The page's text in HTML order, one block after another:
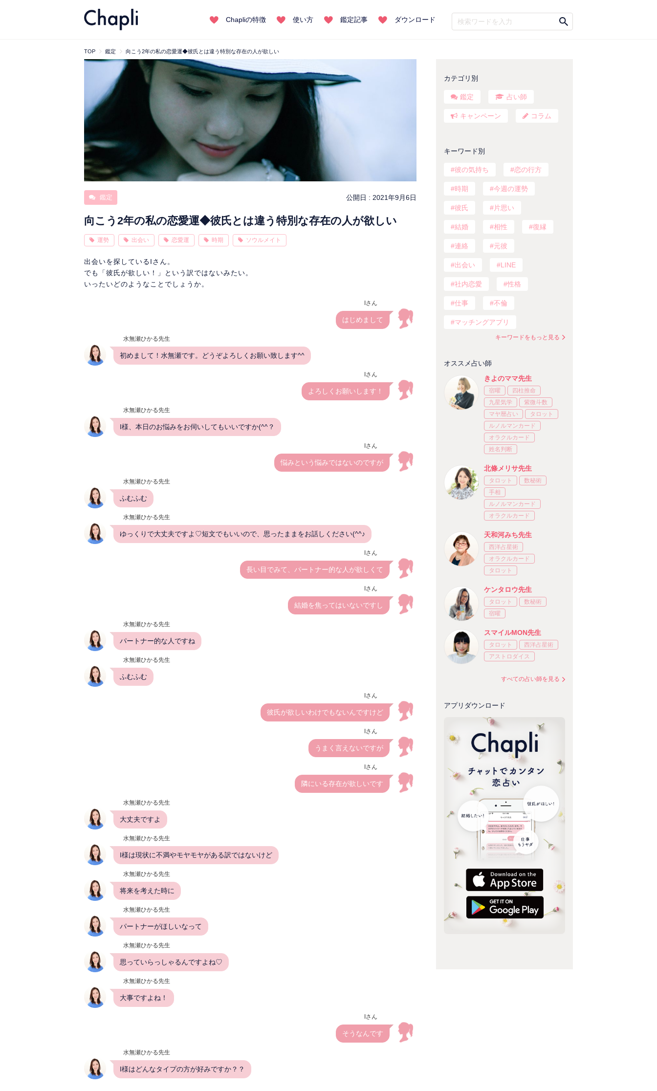
Chapliの特徴 使い方 鑑定記事 ダウンロード
TOP 鑑定 向こう2年の私の恋愛運◆彼氏とは違う特別な存在の人が欲しい
鑑定 公開日 : 2021年9月6日
向こう2年の私の恋愛運◆彼氏とは違う特別な存在の人が欲しい
運勢 出会い 恋愛運 時期 ソウルメイト
出会いを探しているIさん。
でも「彼氏が欲しい！」という訳ではないみたい。
いったいどのようなことでしょうか。
Iさん
はじめまして
水無瀬ひかる先生
初めまして！水無瀬です。どうぞよろしくお願い致します^^
Iさん
よろしくお願いします！
水無瀬ひかる先生
I様、本日のお悩みをお伺いしてもいいですか(^^？
Iさん
悩みという悩みではないのですが
水無瀬ひかる先生
ふむふむ
水無瀬ひかる先生
ゆっくりで大丈夫ですよ♡短文でもいいので、思ったままをお話しください(^^♪
Iさん
長い目でみて、パートナー的な人が欲しくて
Iさん
結婚を焦ってはいないですし
水無瀬ひかる先生
パートナー的な人ですね
水無瀬ひかる先生
ふむふむ
Iさん
彼氏が欲しいわけでもないんですけど
Iさん
うまく言えないですが
Iさん
隣にいる存在が欲しいです
水無瀬ひかる先生
大丈夫ですよ
水無瀬ひかる先生
I様は現状に不満やモヤモヤがある訳ではないけど
水無瀬ひかる先生
将来を考えた時に
水無瀬ひかる先生
パートナーがほしいなって
水無瀬ひかる先生
思っていらっしゃるんですよね♡
水無瀬ひかる先生
大事ですよね！
Iさん
そうなんです
水無瀬ひかる先生
I様はどんなタイプの方が好みですか？？
カテゴリ別
鑑定 占い師
キャンペーン コラム
キーワード別
彼の気持ち 恋の行方
時期 今週の運勢
彼氏 片思い
結婚 相性 復縁
連絡 元彼
出会い LINE
社内恋愛 性格
仕事 不倫
マッチングアプリ
キーワードをもっと見る
オススメ占い師
きよのママ先生
宿曜
四柱推命
九星気学
紫微斗数
マヤ暦占い
タロット
ルノルマンカード
オラクルカード
姓名判断
北條メリサ先生
タロット
数秘術
手相
ルノルマンカード
オラクルカード
天和河みち先生
西洋占星術
オラクルカード
タロット
ケンタロウ先生
タロット
数秘術
宿曜
スマイルMON先生
タロット
西洋占星術
アストロダイス
すべての占い師を見る
アプリダウンロード